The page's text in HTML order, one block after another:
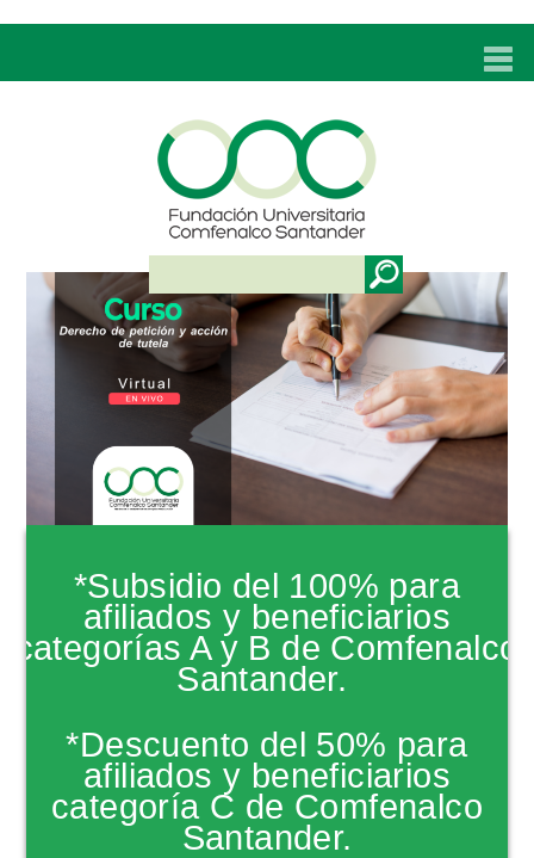
UNC
ADMISIONES
PROGRAMAS
TÉCNICOS LABORALES
BIENESTAR
BIBLIOTECA
INVESTIGACIONES
NOTICIAS
*Subsidio del 100% para
afiliados y beneficiarios
categorías A y B de Comfenalco
Santander.
*Descuento del 50% para
afiliados y beneficiarios
categoría C de Comfenalco
Santander.